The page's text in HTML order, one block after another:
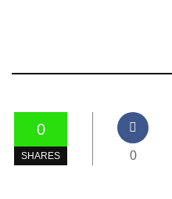
0
SHARES 0